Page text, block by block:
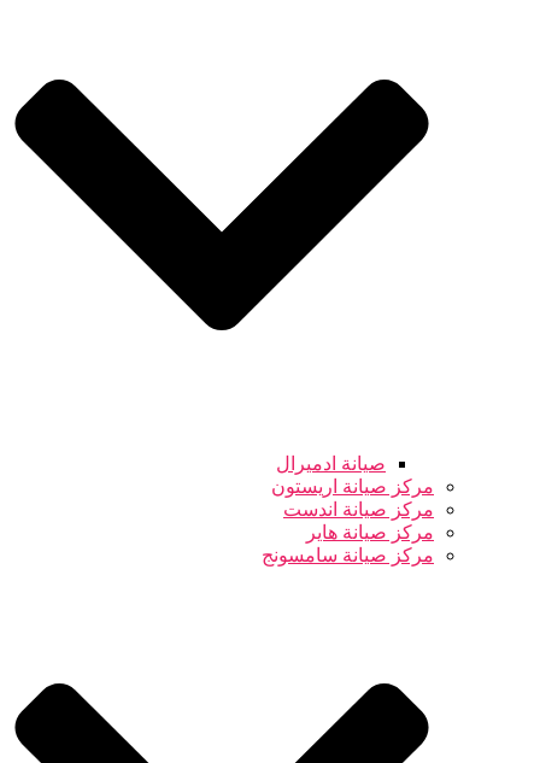
صيانة ادميرال
مركز صيانة اريستون
مركز صيانة اندست
مركز صيانة هاير
مركز صيانة سامسونج